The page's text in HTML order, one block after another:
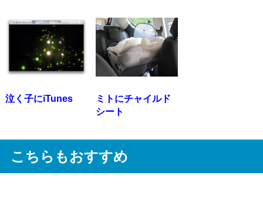
泣く子にiTunes
ミトにチャイルド
シート
こちらもおすすめ